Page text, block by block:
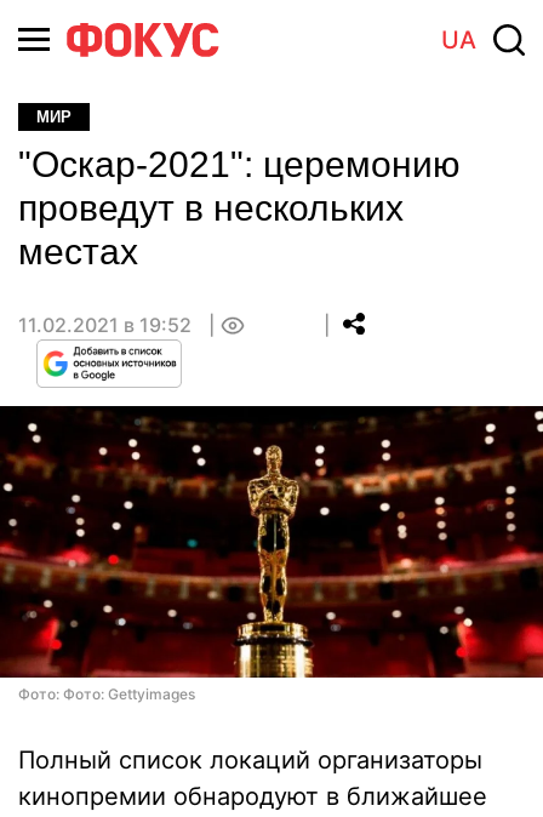
UA
МИР
"Оскар-2021": церемонию
проведут в нескольких
местах
11.02.2021 в 19:52
Фото: Фото: Gettyimages
Полный список локаций организаторы
кинопремии обнародуют в ближайшее